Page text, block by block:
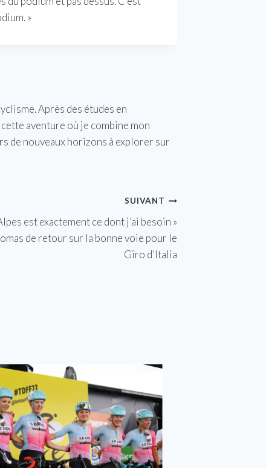
»
Après des études en
aventure où je combine mon
de nouveaux horizons à explorer sur
SUIVANT
est exactement ce dont j’ai besoin »
de retour sur la bonne voie pour le
Giro d’Italia